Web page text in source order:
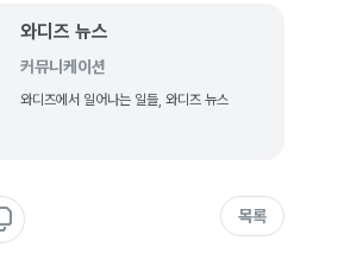
와디즈 뉴스
커뮤니케이션
와디즈에서 일어나는 일들, 와디즈 뉴스
목록